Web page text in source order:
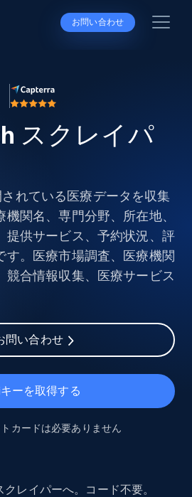
お問い合わせ
スクレイパ
れている医療データを収集
機関名、専門分野、所在地、
提供サービス、予約状況、評
す。医療市場調査、医療機関
競合情報収集、医療サービス
問い合わせ
ーを取得する
カードは必要ありません
レイパーへ。コード不要。